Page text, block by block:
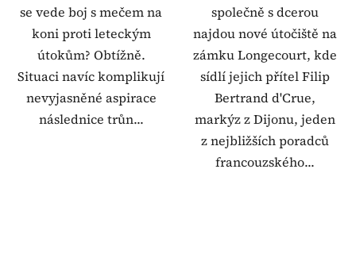
se vede boj s mečem na
koni proti leteckým
útokům? Obtížně.
Situaci navíc komplikují
nevyjasněné aspirace
následnice trůn...
společně s dcerou
najdou nové útočiště na
zámku Longecourt, kde
sídlí jejich přítel Filip
Bertrand d'Crue,
markýz z Dijonu, jeden
z nejbližších poradců
francouzského...